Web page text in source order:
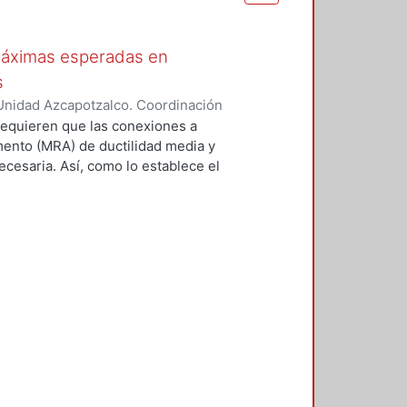
esperadas en
Azcapotzalco. Coordinación
Sandra que las conexiones a
(MRA) de ductilidad media y
Así, como lo establece el